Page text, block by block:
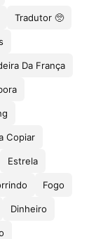
Tradutor 🥺
Da França
Copiar
Estrela
Fogo
Dinheiro